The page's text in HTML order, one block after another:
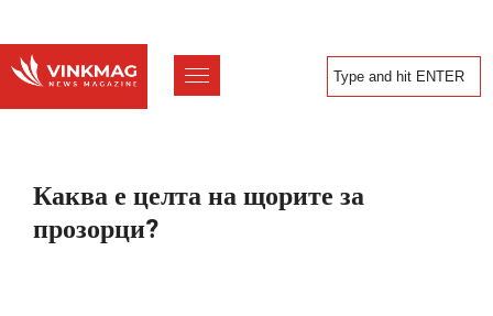
Каква е целта на щорите за
прозорци?